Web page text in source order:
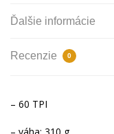
Ďalšie informácie
Recenzie 0
– 60 TPI